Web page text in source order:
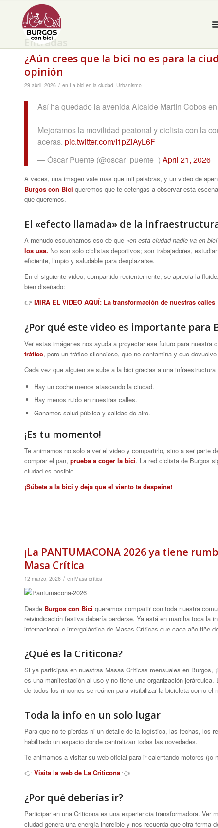
Entradas
¿Aún crees que la bici no es para la
opinión
29 abril, 2026 / en La bici en la ciudad, Urbanismo
Así ha quedado la avenida Alcalde Martín Cobos
Mejoramos la movilidad peatonal y ciclista con la
aceras. pic.twitter.com/I1pZiAyL6F
— Óscar Puente (@oscar_puente_) April 21, 2026
A veces, una imagen vale más que mil palabras, y un video de
Burgos con Bici queremos que te detengas a observar esta
que queremos.
El «efecto llamada» de la
A menudo escuchamos eso de que «en esta ciudad nadie va en
los usa. No son solo ciclistas deportivos; son trabajadores,
eficiente, limpio y saludable para desplazarse.
En el siguiente video, compartido recientemente, se aprecia la
bien diseñado:
👉 MIRA EL VIDEO AQUÍ: La transformación de nuestras calles
¿Por qué este video es importante para
Ver estas imágenes nos ayuda a proyectar ese futuro para
tráfico, pero un tráfico silencioso, que no contamina y que
Cada vez que alguien se sube a la bici gracias a una infraestructura
Hay un coche menos atascando la ciudad.
Hay menos ruido en nuestras calles.
Ganamos salud pública y calidad de aire.
¡Es tu momento!
Te animamos no solo a ver el video y compartirlo, sino a ser parte
comprar el pan, prueba a coger la bici. La red ciclista de Burgos
ciudad es posible.
¡Súbete a la bici y deja que el viento te despeine!
¡La PANTUMACONA 2026 ya tiene
Masa Crítica
12 marzo, 2026 / en Masa crítica
Desde Burgos con Bici queremos compartir con toda nuestra
reivindicación festiva debería perderse. Ya está en marcha toda la
internacional e intergaláctica de Masas Críticas que cada año tiñe
¿Qué es la Criticona?
Si ya participas en nuestras Masas Críticas mensuales en Burgos,
es una manifestación al uso y no tiene una organización
de todos los rincones se reúnen para visibilizar la bicicleta como el
Toda la info en un solo lugar
Para que no te pierdas ni un detalle de la logística, las fechas, los
habilitado un espacio donde centralizan todas las novedades.
Te animamos a visitar su web oficial para ir calentando motores (¡o
👉 Visita la web de La Criticona 👈
¿Por qué deberías ir?
Participar en una Criticona es una experiencia transformadora.
ciudad genera una energía increíble y nos recuerda que otra forma